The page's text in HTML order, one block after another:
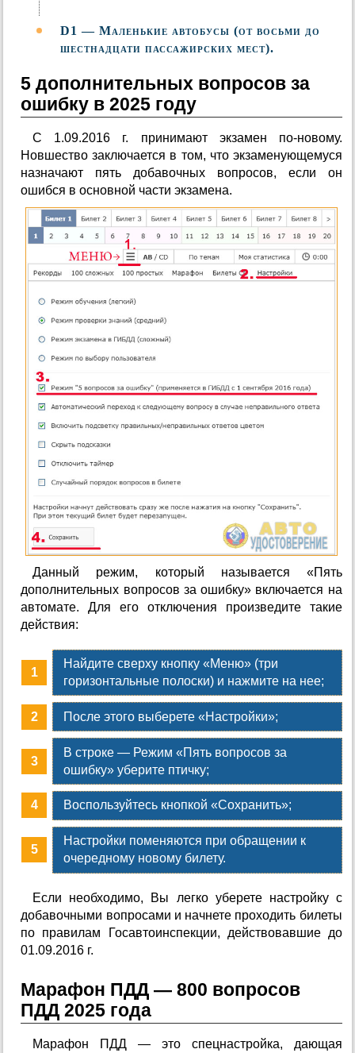
D1 — Маленькие автобусы (от восьми до
шестнадцати пассажирских мест).
5 дополнительных вопросов за
ошибку в 2025 году
С 1.09.2016 г. принимают экзамен по-новому.
Новшество заключается в том, что экзаменующемуся
назначают пять добавочных вопросов, если он
ошибся в основной части экзамена.
Данный режим, который называется «Пять
дополнительных вопросов за ошибку» включается на
автомате. Для его отключения произведите такие
действия:
Найдите сверху кнопку «Меню» (три
горизонтальные полоски) и нажмите на нее;
После этого выберете «Настройки»;
В строке — Режим «Пять вопросов за
ошибку» уберите птичку;
Воспользуйтесь кнопкой «Сохранить»;
Настройки поменяются при обращении к
очередному новому билету.
Если необходимо, Вы легко уберете настройку с
добавочными вопросами и начнете проходить билеты
по правилам Госавтоинспекции, действовавшие до
01.09.2016 г.
Марафон ПДД — 800 вопросов
ПДД 2025 года
Марафон ПДД — это спецнастройка, дающая